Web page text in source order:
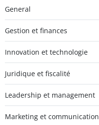
General
Gestion et finances
Innovation et technologie
Juridique et fiscalité
Leadership et management
Marketing et communication